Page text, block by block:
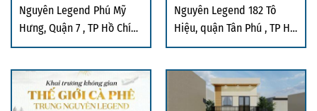
Nguyên Legend Phú Mỹ
Hưng, Quận 7 , TP Hồ Chí
Minh
Nguyên Legend 182 Tô
Hiệu, quận Tân Phú , TP Hồ
Chí Minh